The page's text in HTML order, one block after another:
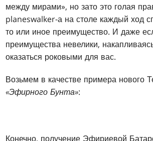
между мирами», но зато это голая
planeswalker-а на столе каждый ход
то или иное преимущество. И даже
преимущества невелики,
оказаться роковыми для вас.
Возьмем в качестве примера нового
«Эфирного Бунта»:
Конечно, получение Эфириевой